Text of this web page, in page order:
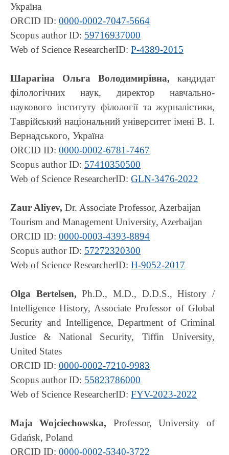
Україна
ORCID ID: 0000-0002-7047-5664
Scopus author ID: 59716937000
Web of Science ResearcherID: P-4389-2015
Шарагіна Ольга Володимирівна, кандидат
філологічних наук, директор навчально-
наукового інституту філології та журналістики,
Таврійський національний університет імені В. І.
Вернадського, Україна
ORCID ID: 0000-0002-6781-7467
Scopus author ID: 57410350500
Web of Science ResearcherID: GLN-3476-2022
Zaur Aliyev, Dr. Associate Professor, Azerbaijan
Tourism and Management University, Azerbaijan
ORCID ID: 0000-0003-4393-8894
Scopus author ID: 57272320300
Web of Science ResearcherID: H-9052-2017
Olga Bertelsen, Ph.D., M.D., D.D.S., History /
Intelligence History, Associate Professor of Global
Security and Intelligence, Department of Criminal
Justice & National Security, Tiffin University,
United States
ORCID ID: 0000-0002-7210-9983
Scopus author ID: 55823786000
Web of Science ResearcherID: FYV-2023-2022
Maja Wojciechowska, Professor, University of
Gdańsk, Poland
ORCID ID: 0000-0002-5340-3722